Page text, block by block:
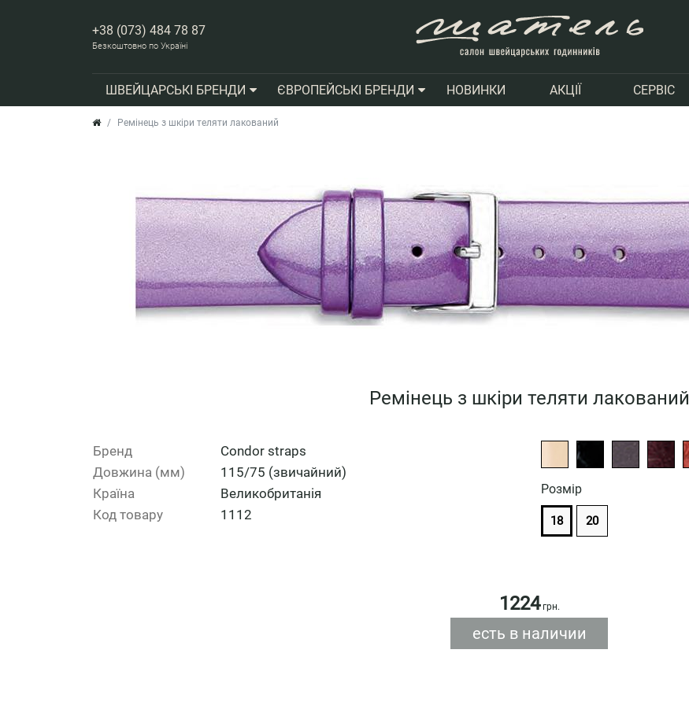
+38 (073) 484 78 87
Безкоштовно по Україні
ШВЕЙЦАРСЬКІ БРЕНДИ ЄВРОПЕЙСЬКІ БРЕНДИ НОВИНКИ АКЦІЇ СЕРВІС
Ремінець з шкіри теляти лакований
Ремінець з шкіри теляти лакований
Бренд
Сondor straps
Довжина (мм)
115/75 (звичайний)
Країна
Великобританія
Код товару
1112
Розмiр
18 20
1224грн.
есть в наличии